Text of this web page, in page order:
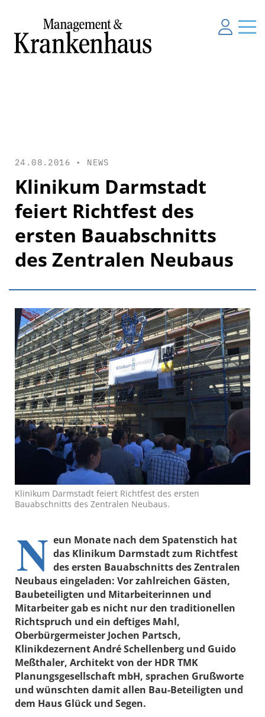
24.08.2016 • NEWS
Klinikum Darmstadt
feiert Richtfest des
ersten Bauabschnitts
des Zentralen Neubaus
Klinikum Darmstadt feiert Richtfest des ersten
Bauabschnitts des Zentralen Neubaus.
N eun Monate nach dem Spatenstich hat
das Klinikum Darmstadt zum Richtfest
des ersten Bauabschnitts des Zentralen
Neubaus eingeladen: Vor zahlreichen Gästen,
Baubeteiligten und Mitarbeiterinnen und
Mitarbeiter gab es nicht nur den traditionellen
Richtspruch und ein deftiges Mahl,
Oberbürgermeister Jochen Partsch,
Klinikdezernent André Schellenberg und Guido
Meßthaler, Architekt von der HDR TMK
Planungsgesellschaft mbH, sprachen Grußworte
und wünschten damit allen Bau-Beteiligten und
dem Haus Glück und Segen.